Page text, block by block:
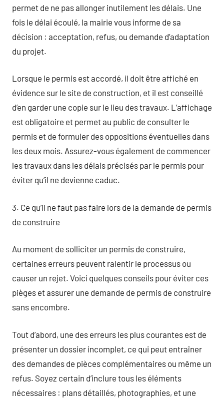
permet de ne pas allonger inutilement les délais. Une
fois le délai écoulé, la mairie vous informe de sa
décision : acceptation, refus, ou demande d’adaptation
du projet.
Lorsque le permis est accordé, il doit être affiché en
évidence sur le site de construction, et il est conseillé
d’en garder une copie sur le lieu des travaux. L’affichage
est obligatoire et permet au public de consulter le
permis et de formuler des oppositions éventuelles dans
les deux mois. Assurez-vous également de commencer
les travaux dans les délais précisés par le permis pour
éviter qu’il ne devienne caduc.
3. Ce qu’il ne faut pas faire lors de la demande de permis
de construire
Au moment de solliciter un permis de construire,
certaines erreurs peuvent ralentir le processus ou
causer un rejet. Voici quelques conseils pour éviter ces
pièges et assurer une demande de permis de construire
sans encombre.
Tout d’abord, une des erreurs les plus courantes est de
présenter un dossier incomplet, ce qui peut entraîner
des demandes de pièces complémentaires ou même un
refus. Soyez certain d’inclure tous les éléments
nécessaires : plans détaillés, photographies, et une